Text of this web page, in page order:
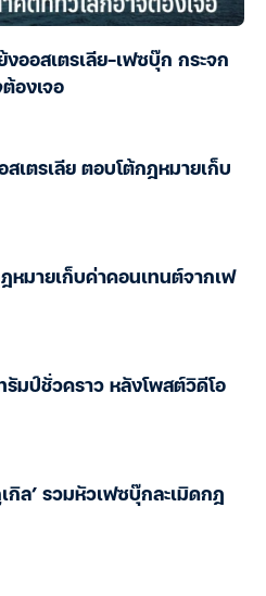
ออสเตรเลีย-เฟซบุ๊ก กระจก
องเจอ
เตรเลีย ตอบโต้กฎหมายเก็บ
หมายเก็บค่าคอนเทนต์จากเฟ
มป์ชั่วคราว หลังโพสต์วิดีโอ
กิล’ รวมหัวเฟซบุ๊กละเมิดกฎ